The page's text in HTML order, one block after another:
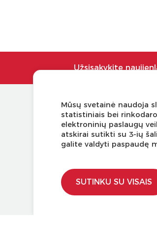
Užsisakykite
KLIENTŲ APTARNAVIMAS
Pirkimo – pardavimo taisyklės
Pristatymas ir grąžinimas
Apmokėjimo būdai
Privatumo taisyklės
Mūsų svetainė naudoja
statistiniais bei
elektroninių paslaugų
atskirai sutikti su 3-ių
galite valdyti paspaudę
SUTINKU SU VISAIS